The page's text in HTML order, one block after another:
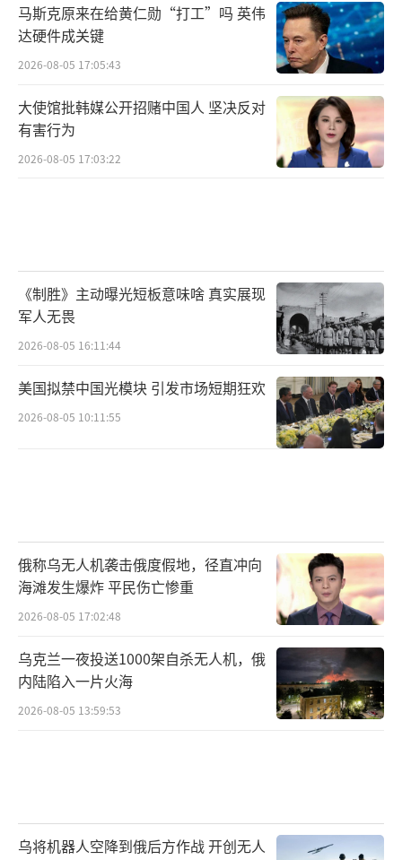
马斯克原来在给黄仁勋“打工”吗 英伟
达硬件成关键
2026-08-05 17:05:43
大使馆批韩媒公开招赌中国人 坚决反对
有害行为
2026-08-05 17:03:22
《制胜》主动曝光短板意味啥 真实展现
军人无畏
2026-08-05 16:11:44
美国拟禁中国光模块 引发市场短期狂欢
2026-08-05 10:11:55
俄称乌无人机袭击俄度假地，径直冲向
海滩发生爆炸 平民伤亡惨重
2026-08-05 17:02:48
乌克兰一夜投送1000架自杀无人机，俄
内陆陷入一片火海
2026-08-05 13:59:53
乌将机器人空降到俄后方作战 开创无人